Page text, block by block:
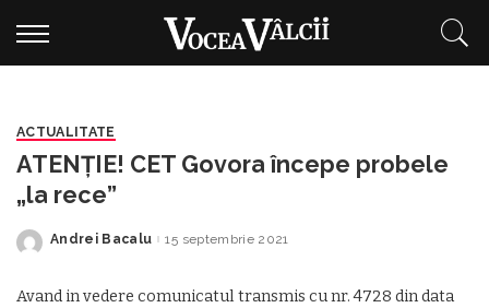
ACTUALITATE
ATENȚIE! CET Govora începe probele
„la rece”
Posted
Andrei Bacalu 15 septembrie 2021
Avand in vedere comunicatul transmis cu nr. 4728 din data